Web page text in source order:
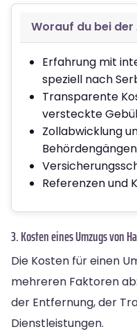
Worauf du bei
Erfahrung mit
speziell nach
Transparente
versteckte
Zollabwicklung
Behördengängen
Referenzen und
3. Kosten eines Umzugs von
Die Kosten für einen
mehreren Faktoren
der Entfernung, der
Dienstleistungen.